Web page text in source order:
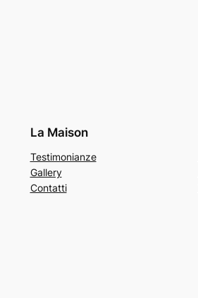
La Maison
Testimonianze
Gallery
Contatti